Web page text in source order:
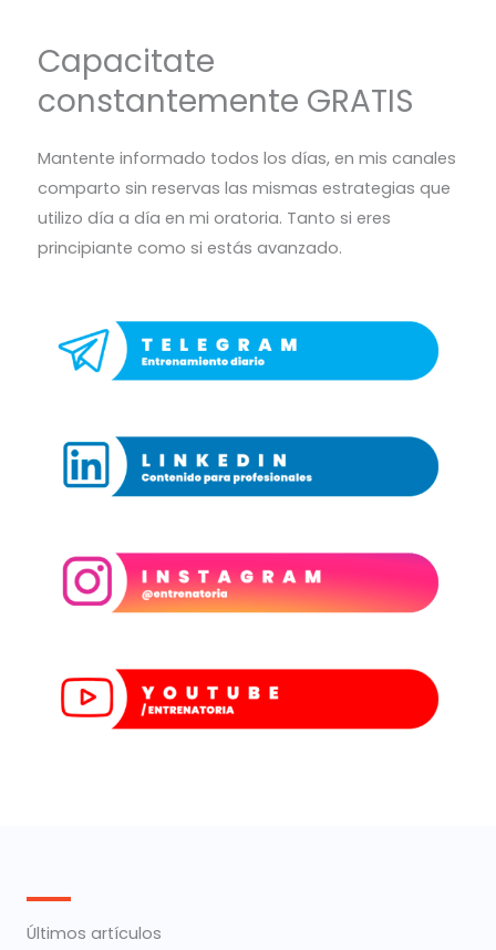
Capacitate
constantemente GRATIS
Mantente informado todos los días, en mis canales
comparto sin reservas las mismas estrategias que
utilizo día a día en mi oratoria. Tanto si eres
principiante como si estás avanzado.
Últimos artículos